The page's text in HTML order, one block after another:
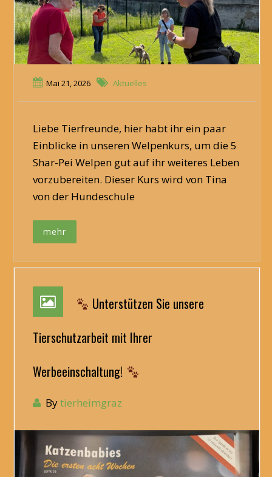
Mai 21, 2026 Aktuelles
Liebe Tierfreunde, hier habt ihr ein paar
Einblicke in unseren Welpenkurs, um die 5
Shar-Pei Welpen gut auf ihr weiteres Leben
vorzubereiten. Dieser Kurs wird von Tina
von der Hundeschule
mehr
Unterstützen Sie unsere
Tierschutzarbeit mit Ihrer
Werbeeinschaltung!
Bytierheimgraz